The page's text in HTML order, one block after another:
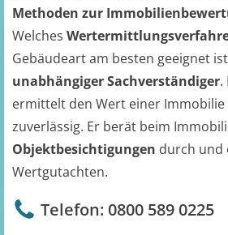
Methoden zur
Welches
Gebäudeart am besten geeignet
unabhängiger Sachverständiger.
ermittelt den Wert einer
zuverlässig. Er berät beim
Objektbesichtigungen durch und
Wertgutachten.
Telefon: 0800 589 0225